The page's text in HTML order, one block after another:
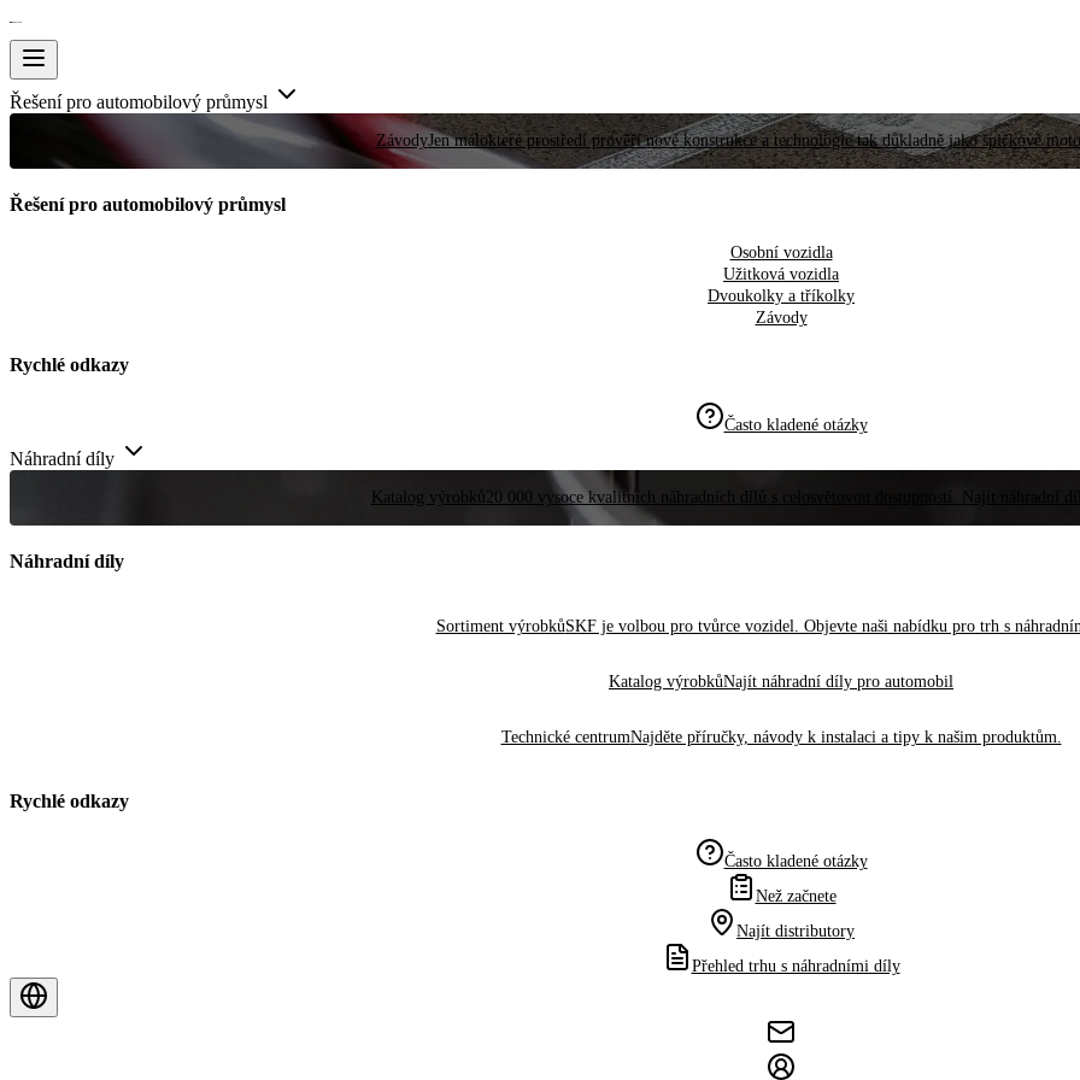
Řešení pro automobilový průmysl
ZávodyJen málokteré prostředí prověří nové konstrukce a technologie tak důkladně jako špičkové
Řešení pro automobilový průmysl
Osobní vozidla
Užitková vozidla
Dvoukolky a tříkolky
Závody
Rychlé odkazy
Často kladené otázky
Náhradní díly
Katalog výrobků20 000 vysoce kvalitních náhradních dílů s celosvětovou dostupností. Najít náhradní
Náhradní díly
Sortiment výrobkůSKF je volbou pro tvůrce vozidel. Objevte naši nabídku pro trh s
Katalog výrobkůNajít náhradní díly pro automobil
Technické centrumNajděte příručky, návody k instalaci a tipy k našim produktům.
Rychlé odkazy
Často kladené otázky
Než začnete
Najít distributory
Přehled trhu s náhradními díly